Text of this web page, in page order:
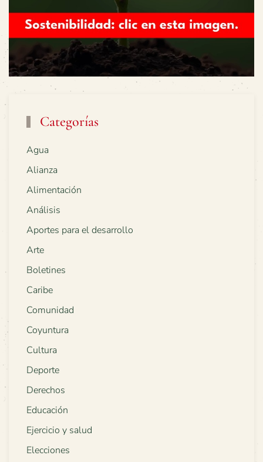
Categorías
Agua
Alianza
Alimentación
Análisis
Aportes para el desarrollo
Arte
Boletines
Caribe
Comunidad
Coyuntura
Cultura
Deporte
Derechos
Educación
Ejercicio y salud
Elecciones